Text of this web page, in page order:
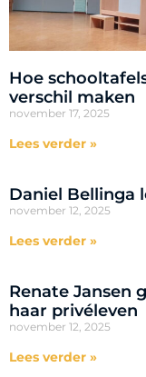
Hoe
verschil maken
november 17, 2025
Lees verder »
Daniel Bellinga
november 12, 2025
Lees verder »
Renate Jansen
haar privéleven
november 12, 2025
Lees verder »